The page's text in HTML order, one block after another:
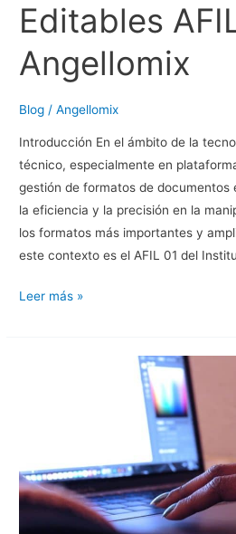
Editables
Angellomix
Blog /Angellomix
Introducción En el ámbito de la
técnico, especialmente en
gestión de formatos de documentos
la eficiencia y la precisión en la
los formatos más importantes y
este contexto es el AFIL 01 del
Guía
en
Angellomix
Leer más »